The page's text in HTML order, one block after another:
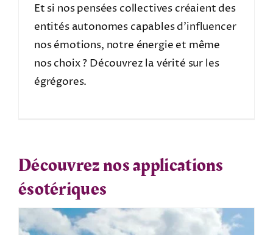
Et si nos pensées collectives créaient des
entités autonomes capables d’influencer
nos émotions, notre énergie et même
nos choix ? Découvrez la vérité sur les
égrégores.
Découvrez nos applications
ésotériques